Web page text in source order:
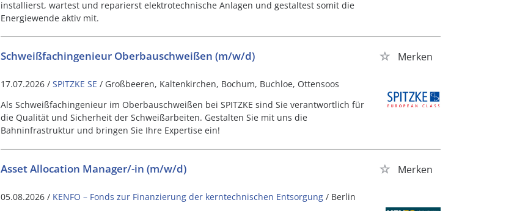
installierst, wartest und reparierst elektrotechnische Anlagen und gestaltest somit die
Energiewende aktiv mit.
Schweißfachingenieur Oberbauschweißen (m/w/d) Merken
17.07.2026 / SPITZKE SE / Großbeeren, Kaltenkirchen, Bochum, Buchloe, Ottensoos
Als Schweißfachingenieur im Oberbauschweißen bei SPITZKE sind Sie verantwortlich für
die Qualität und Sicherheit der Schweißarbeiten. Gestalten Sie mit uns die
Bahninfrastruktur und bringen Sie Ihre Expertise ein!
Asset Allocation Manager/-in (m/w/d) Merken
05.08.2026 / KENFO – Fonds zur Finanzierung der kerntechnischen Entsorgung / Berlin